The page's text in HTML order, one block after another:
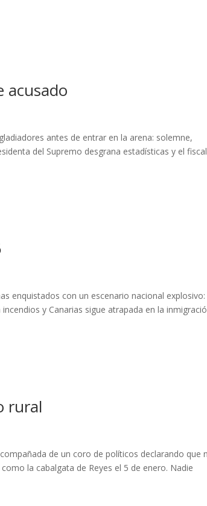
acusado
antes de entrar en la arena: solemne,
del Supremo desgrana estadísticas y el fiscal
enquistados con un escenario nacional explosivo:
y Canarias sigue atrapada en la
rural
de un coro de políticos declarando que
la cabalgata de Reyes el 5 de enero. Nadie